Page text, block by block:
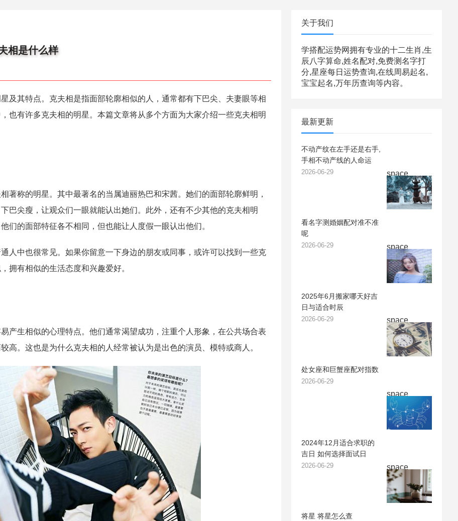
相是什么样
及其特点。克夫相是指面部轮廓相似的人，通常都有下巴尖、夫妻眼等相
也有许多克夫相的明星。本篇文章将从多个方面为大家介绍一些克夫相明
著称的明星。其中最著名的当属迪丽热巴和宋茜。她们的面部轮廓鲜明，
巴尖瘦，让观众们一眼就能认出她们。此外，还有不少其他的克夫相明
们的面部特征各不相同，但也能让人度假一眼认出他们。
人中也很常见。如果你留意一下身边的朋友或同事，或许可以找到一些克
拥有相似的生活态度和兴趣爱好。
产生相似的心理特点。他们通常渴望成功，注重个人形象，在公共场合表
高。这也是为什么克夫相的人经常被认为是出色的演员、模特或商人。
关于我们
学搭配运势网拥有专业的十二生肖,生
辰八字算命,姓名配对,免费测名字打
分,星座每日运势查询,在线周易起名,
宝宝起名,万年历查询等内容。
最新更新
space
不动产纹在左手还是右手,
手相不动产线的人命运
2026-06-29
space
看名字测婚姻配对准不准
呢
2026-06-29
space
2025年6月搬家哪天好吉
日与适合时辰
2026-06-29
space
处女座和巨蟹座配对指数
2026-06-29
space
2024年12月适合求职的
吉日 如何选择面试日
2026-06-29
将星 将星怎么查